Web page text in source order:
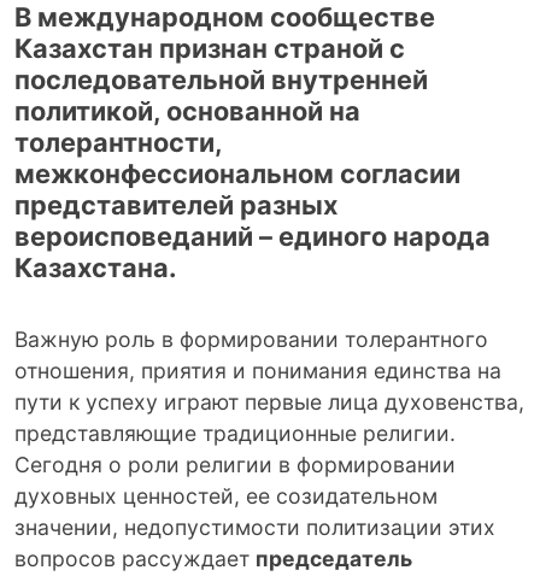
В международном сообществе
Казахстан признан страной с
последовательной внутренней
политикой, основанной на
толерантности,
межконфессиональном согласии
представителей разных
вероисповеданий – единого народа
Казахстана.
Важную роль в формировании толерантного
отношения, приятия и понимания единства на
пути к успеху играют первые лица духовенства,
представляющие традиционные религии.
Сегодня о роли религии в формировании
духовных ценностей, ее созидательном
значении, недопустимости политизации этих
вопросов рассуждает председатель